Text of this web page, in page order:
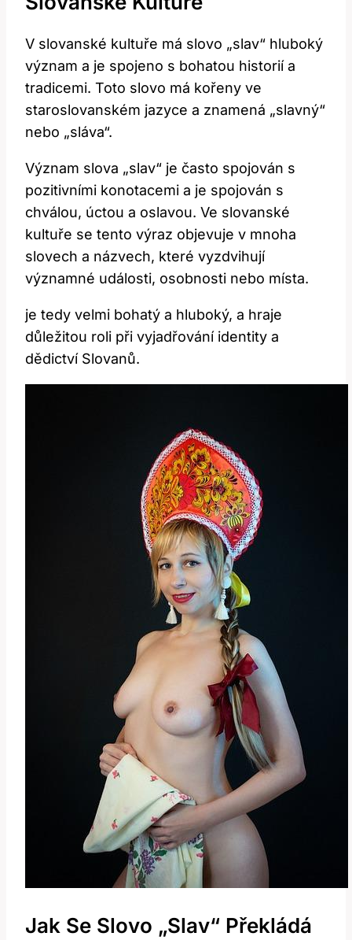
V slovanské kultuře má slovo „slav“ hluboký
význam a je spojeno s bohatou historií a
tradicemi. Toto slovo má kořeny ve
staroslovanském jazyce a znamená „slavný“
nebo „sláva“.
Význam slova „slav“ je často spojován s
pozitivními konotacemi a je spojován s
chválou, úctou a oslavou. Ve slovanské
kultuře se tento výraz objevuje v mnoha
slovech a názvech, které vyzdvihují
významné události, osobnosti nebo místa.
je tedy velmi bohatý a hluboký, a hraje
důležitou roli při vyjadřování identity a
dědictví Slovanů.
Jak Se Slovo „slav“ Překládá